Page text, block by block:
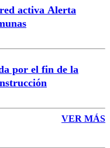
activa Alerta
por el fin de la
VER MÁS